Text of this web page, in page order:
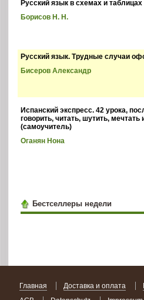
Русский язык в схемах и таблицах
Борисов Н. Н.
Русский язык. Трудные случаи
Бисеров Александр
Испанский экспресс. 42 урока,
говорить, читать, шутить,
(самоучитель)
Оганян Нона
Бестселлеры недели
Главная Доставка и оплата